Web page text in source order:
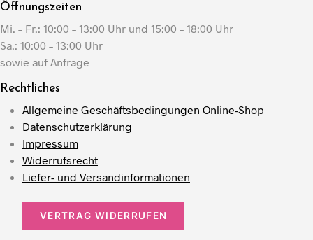
Öffnungszeiten
Mi. – Fr.: 10:00 – 13:00 Uhr und 15:00 – 18:00 Uhr
Sa.: 10:00 – 13:00 Uhr
sowie auf Anfrage
Rechtliches
Allgemeine Geschäftsbedingungen Online-Shop
Datenschutzerklärung
Impressum
Widerrufsrecht
Liefer- und Versandinformationen
VERTRAG WIDERRUFEN